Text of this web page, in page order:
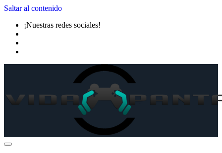
Saltar al contenido
¡Nuestras redes sociales!